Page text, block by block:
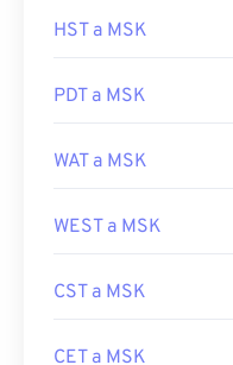
HST a MSK
PDT a MSK
WAT a MSK
WEST a MSK
CST a MSK
CET a MSK